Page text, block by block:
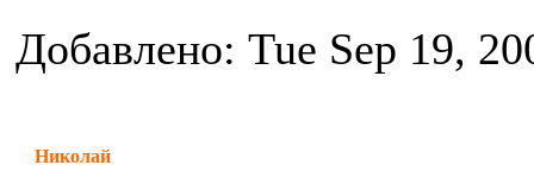
Добавлено: Tue Sep 19,
Николай